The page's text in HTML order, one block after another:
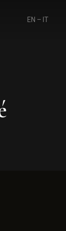
EN – IT